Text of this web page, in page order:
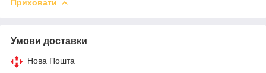
Приховати
Умови доставки
Нова Пошта